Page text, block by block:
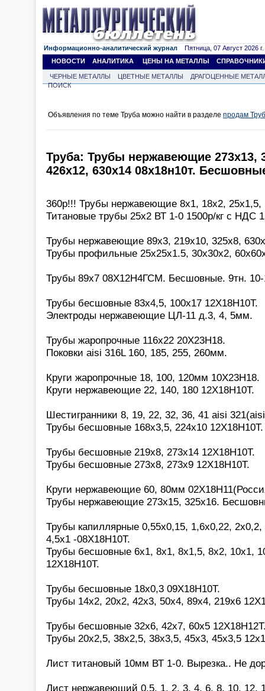
Информационно-аналитический журнал Пятница, 07 Август 2026 г.
НОВОСТИ
АНАЛИТИКА ЦЕНЫ НА МЕТАЛЛЫ
ЧЕРНЫЕ МЕТАЛЛЫ ЦВЕТНЫЕ МЕТАЛЛЫ
ДРАГОЦЕННЫЕ
ПОИСК
Объявления по теме Труба можно найти в разделе продам
Труба: Трубы нержавеющие 273х13,
426х12, 630х14 08х18н10т.
360р!!! Трубы нержавеющие 8х1, 18х2, 25х1,5,
Титановые трубы 25х2 ВТ 1-0 1500р/кг с НДС
Трубы нержавеющие 89х3, 219х10, 325х8,
Трубы профильные 25х25х1.5, 30х30х2,
Трубы 89х7 08Х12Н4ГСМ. Бесшовные. 9тн. 10-
Трубы бесшовные 83х4,5, 100х17 12Х18Н10Т.
Электроды нержавеющие ЦЛ-11 д.3, 4, 5мм.
Трубы жаропрочные 116х22 20Х23Н18.
Поковки aisi 316L 160, 185, 255, 260мм.
Круги жаропрочные 18, 100, 120мм 10Х23Н18.
Круги нержавеющие 22, 140, 180 12Х18Н10Т.
Шестигранники 8, 19, 22, 32, 36, 41 aisi
Трубы бесшовные 168х3,5, 224х10
Трубы бесшовные 219х8, 273х14 12Х18Н10Т.
Трубы бесшовные 273х8, 273х9 12Х18Н10Т.
Круги нержавеющие 60, 80мм
Трубы нержавеющие 273х15, 325х16.
Трубы капиллярные 0,55х0,15, 1,6х0,22,
4,5х1 -08Х18Н10Т.
Трубы бесшовные 6х1, 8х1, 8х1,5, 8х2, 10х1,
12Х18Н10Т.
Трубы бесшовные 18х0,3 09Х18Н10Т.
Трубы 14х2, 20х2, 42х3, 50х4, 89х4, 219х6
Трубы бесшовные 32х6, 42х7, 60х5
Трубы 20х2,5, 38х2,5, 38х3,5, 45х3, 45х3,5
Лист титановый 10мм ВТ 1-0. Вырезка.. Не
Лист нержавеющий 0,5, 1, 2, 3, 4, 6, 8, 10, 12,